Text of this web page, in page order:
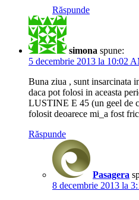
Răspunde
simona spune:
5 decembrie 2013 la 10:02
Buna ziua , sunt insarcinata
daca pot folosi in aceasta
LUSTINE E 45 (un geel de
folosit deoarece mi_a fost
Răspunde
Pasagera
8 decembrie 2013 la